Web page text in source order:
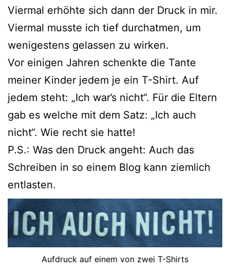
Viermal erhöhte sich dann der Druck in mir.
Viermal musste ich tief durchatmen, um
wenigestens gelassen zu wirken.
Vor einigen Jahren schenkte die Tante
meiner Kinder jedem je ein T-Shirt. Auf
jedem steht: „Ich war’s nicht“. Für die Eltern
gab es welche mit dem Satz: „Ich auch
nicht“. Wie recht sie hatte!
P.S.: Was den Druck angeht: Auch das
Schreiben in so einem Blog kann ziemlich
entlasten.
Aufdruck auf einem von zwei T-Shirts